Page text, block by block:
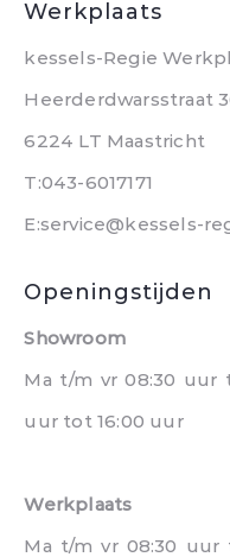
Werkplaats
kessels-Regie
Heerderdwarsstraat
6224 LT Maastricht
T:043-6017171
E:service@kessels-
Openingstijden
Showroom
Ma t/m vr 08:30 uur
uur tot 16:00 uur
Werkplaats
Ma t/m vr 08:30 uur